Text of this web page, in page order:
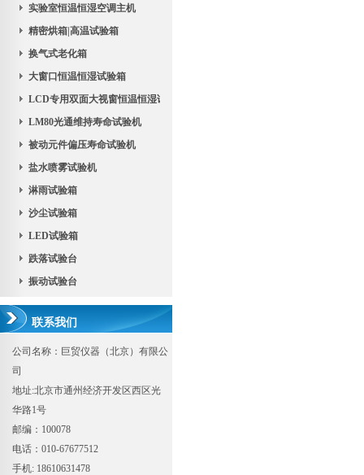
实验室恒温恒湿空调主机
精密烘箱|高温试验箱
换气式老化箱
大窗口恒温恒湿试验箱
LCD专用双面大视窗恒温恒湿试验机
LM80光通维持寿命试验机
被动元件偏压寿命试验机
盐水喷雾试验机
淋雨试验箱
沙尘试验箱
LED试验箱
跌落试验台
振动试验台
联系我们
公司名称：巨贸仪器（北京）有限公
司
地址:北京市通州经济开发区西区光
华路1号
邮编：100078
电话：010-67677512
手机: 18610631478